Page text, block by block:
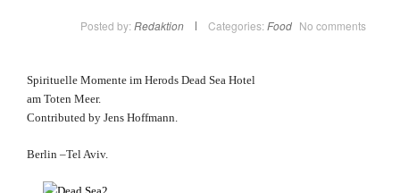
Posted by: Redaktion Categories: Food No comments
Spirituelle Momente im Herods Dead Sea Hotel
am Toten Meer.
Contributed by Jens Hoffmann.
Berlin –Tel Aviv.